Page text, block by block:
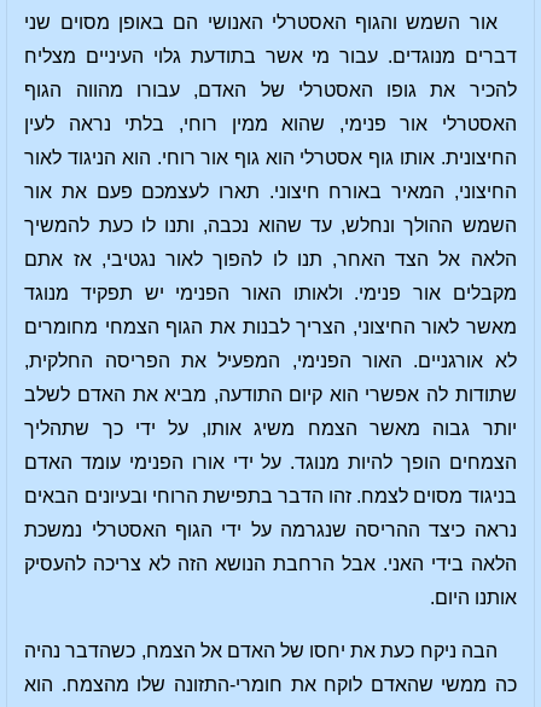
אור השמש והגוף האסטרלי האנושי הם באופן מסוים שני
דברים מנוגדים. עבור מי אשר בתודעת גלוי העיניים מצליח
להכיר את גופו האסטרלי של האדם, עבורו מהווה הגוף
האסטרלי אור פנימי, שהוא ממין רוחי, בלתי נראה לעין
החיצונית. אותו גוף אסטרלי הוא גוף אור רוחי. הוא הניגוד לאור
החיצוני, המאיר באורח חיצוני. תארו לעצמכם פעם את אור
השמש ההולך ונחלש, עד שהוא נכבה, ותנו לו כעת להמשיך
הלאה אל הצד האחר, תנו לו להפוך לאור נגטיבי, אז אתם
מקבלים אור פנימי. ולאותו האור הפנימי יש תפקיד מנוגד
מאשר לאור החיצוני, הצריך לבנות את הגוף הצמחי מחומרים
לא אורגניים. האור הפנימי, המפעיל את הפריסה החלקית,
שתודות לה אפשרי הוא קיום התודעה, מביא את האדם לשלב
יותר גבוה מאשר הצמח משיג אותו, על ידי כך שתהליך
הצמחים הופך להיות מנוגד. על ידי אורו הפנימי עומד האדם
בניגוד מסוים לצמח. זהו הדבר בתפישת הרוחי ובעיונים הבאים
נראה כיצד ההריסה שנגרמה על ידי הגוף האסטרלי נמשכת
הלאה בידי האני. אבל הרחבת הנושא הזה לא צריכה להעסיק
אותנו היום.
הבה ניקח כעת את יחסו של האדם אל הצמח, כשהדבר נהיה
כה ממשי שהאדם לוקח את חומרי-התזונה שלו מהצמח. הוא